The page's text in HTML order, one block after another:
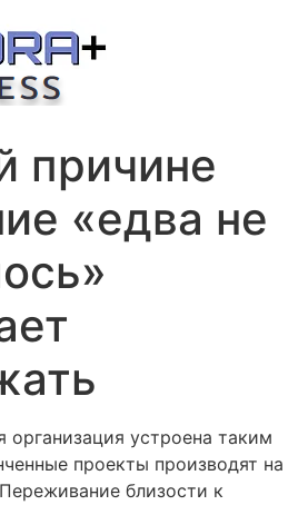
причине
«едва не
организация устроена таким
проекты производят на
близости к